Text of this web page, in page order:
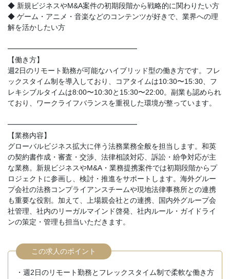
◆ 新規ビジネスやM&A案件の初期段階から戦略的に関わりたい方
◆ ゲーム・アニメ・音楽などのコンテンツが好きで、業界への理
解を活かしたい方
━━━━━━━━━━━━━━━━━━
【働き方】
週2日のリモート勤務が可能なハイブリッド型の働き方です。フレ
ックスタイム制を導入しており、コアタイムは10:30〜15:30、フ
レキシブルタイムは8:00〜10:30と15:30〜22:00。副業も認められ
ており、ワークライフバランスを重視した環境が整っています。
━━━━━━━━━━━━━━━━━━
【業務内容】
グローバルビジネス拡大に伴う法務業務全般を担当します。和英
の契約書作成・審査・交渉、法律相談対応、訴訟・紛争対応が主
な業務。新規ビジネスやM&A・業務提携案件では初期段階からプ
ロジェクトに参画し、検討・推進をサポートします。海外グルー
プ会社の法務コンプライアンスチームや現地法律事務所との連携
も重要な役割。加えて、上場親会社との連携、国内外グループ会
社管理、社内のリーガルマインド啓発、社内ルール・ガイドライ
ンの策定・管理も担当いただきます。
この求人のポイント
・週2日のリモート勤務とフレックスタイム制で柔軟な働き方